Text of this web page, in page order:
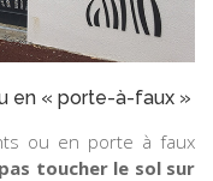
en « porte-à-faux »
ou en porte à faux
toucher le sol sur